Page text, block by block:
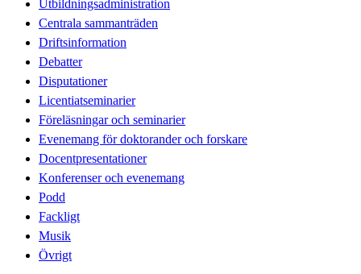
Utbildningsadministration
Centrala sammanträden
Driftsinformation
Debatter
Disputationer
Licentiatseminarier
Föreläsningar och seminarier
Evenemang för doktorander och forskare
Docentpresentationer
Konferenser och evenemang
Podd
Fackligt
Musik
Övrigt